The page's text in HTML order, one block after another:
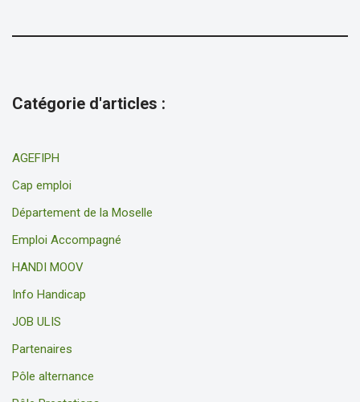
Catégorie d'articles :
AGEFIPH
Cap emploi
Département de la Moselle
Emploi Accompagné
HANDI MOOV
Info Handicap
JOB ULIS
Partenaires
Pôle alternance